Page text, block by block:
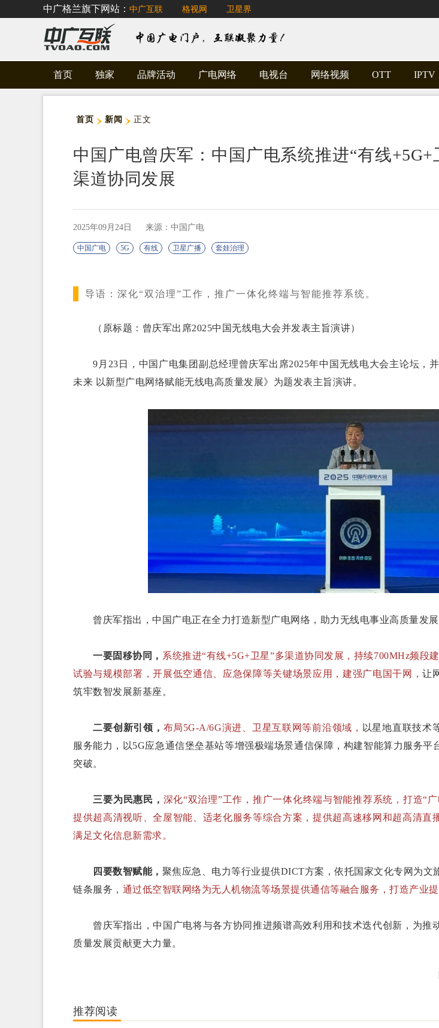
中广格兰旗下网站： 中广互联 格视网 卫星界
首页 独家 品牌活动 广电网络 电视台 网络视频 OTT IPTV
首页 新闻 正文
中国广电曾庆军：中国广电系统推进“有线+5G+
渠道协同发展
2025年09月24日 来源：中国广电
中国广电 5G 有线 卫星广播 套娃治理
导语： 深化“双治理”工作，推广一体化终端与智能推荐系统。
（原标题：曾庆军出席2025中国无线电大会并发表主旨演讲）
9月23日，中国广电集团副总经理曾庆军出席2025年中国无线电大会主论坛，
未来 以新型广电网络赋能无线电高质量发展》为题发表主旨演讲。
曾庆军指出，中国广电正在全力打造新型广电网络，助力无线电事业高质量发展
一要固移协同， 系统推进“有线+5G+卫星”多渠道协同发展，持续700MHz频段
试验与规模部署，开展低空通信、应急保障等关键场景应用，建强广电国干网，让
筑牢数智发展新基座。
二要创新引领， 布局5G-A/6G演进、卫星互联网等前沿领域，
以星地直联技术
服务能力，以5G应急通信堡垒基站等增强极端场景通信保障，构建智能算力服务平
突破。
三要为民惠民， 深化“双治理”工作，推广一体化终端与智能推荐系统，打造“广
提供超高清视听、全屋智能、适老化服务等综合方案，提供超高速移网和超高清直
满足文化信息新需求。
四要数智赋能， 聚焦应急、电力等行业提供DICT方案，依托国家文化专网为文
链条服务， 通过低空智联网络为无人机物流等场景提供通信等融合服务，打造产业提
曾庆军指出，中国广电将与各方协同推进频谱高效利用和技术迭代创新，为推
质量发展贡献更大力量。
推荐阅读